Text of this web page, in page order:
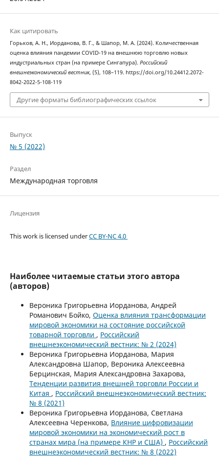
Как цитировать
Горьков, А. Н., Иорданова, В. Г., & Шапор, М. А. (2024). Количественная
оценка влияния пандемии COVID-19 на внешнюю торговлю новых
индустриальных стран (на примере Сингапура). Российский
внешнеэкономический вестник, (5), 108–119. https://doi.org/10.24412.2072-
8042-2022-5-108-119
Другие форматы библиографических ссылок
Выпуск
№ 5 (2022)
Раздел
Международная торговля
Лицензия
This work is licensed underCC BY-NC 4.0
Наиболее читаемые статьи этого автора
(авторов)
Вероника Григорьевна Иорданова, Андрей
Романович Бойко, Оценка влияния трансформации
мировой экономики на состояние российской
товарной торговли , Российский
внешнеэкономический вестник: № 2 (2024)
Вероника Григорьевна Иорданова, Мария
Александровна Шапор, Вероника Алексеевна
Берцинская, Мария Александровна Захарова,
Тенденции развития внешней торговли России и
Китая , Российский внешнеэкономический вестник:
№ 8 (2021)
Вероника Григорьевна Иорданова, Светлана
Алексеевна Черенкова, Влияние цифровизации
мировой экономики на экономический рост в
странах мира (на примере КНР и США) , Российский
внешнеэкономический вестник: № 8 (2022)